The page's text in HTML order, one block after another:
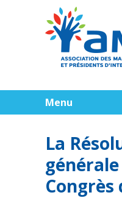
Menu
La
Congrès